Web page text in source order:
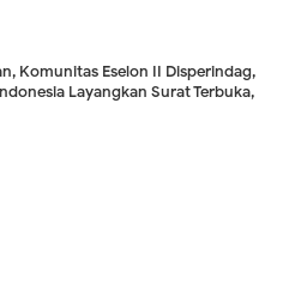
Komunitas Eselon II Disperindag,
Layangkan Surat Terbuka,